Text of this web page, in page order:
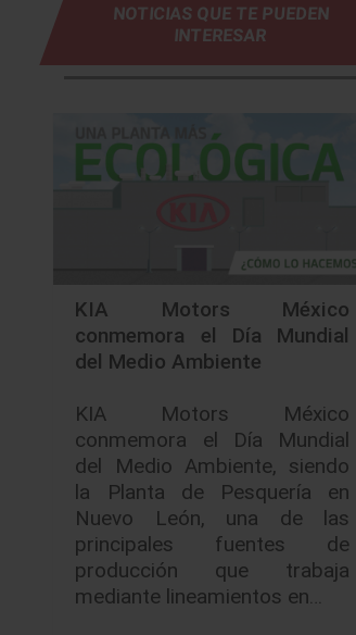
NOTICIAS QUE TE PUEDEN
INTERESAR
KIA Motors México
conmemora el Día Mundial
del Medio Ambiente
KIA Motors México
conmemora el Día Mundial
del Medio Ambiente, siendo
la Planta de Pesquería en
Nuevo León, una de las
principales fuentes de
producción que trabaja
mediante lineamientos en…